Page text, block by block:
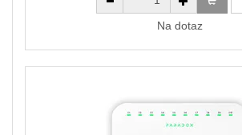
Na dotaz